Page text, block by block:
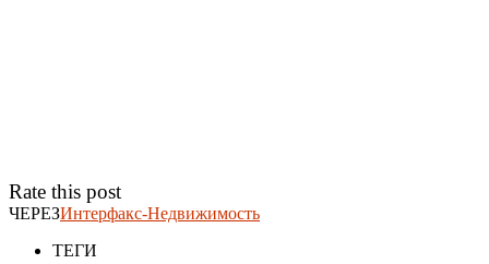
Rate this post
ЧЕРЕЗИнтерфакс-Недвижимость
ТЕГИ